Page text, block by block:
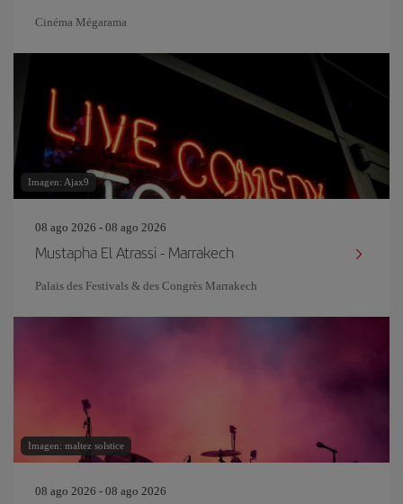
Cinéma Mégarama
Imagen: Ajax9
08 ago 2026 - 08 ago 2026
Mustapha El Atrassi - Marrakech
Palais des Festivals & des Congrès Marrakech
Imagen: maltez solstice
08 ago 2026 - 08 ago 2026